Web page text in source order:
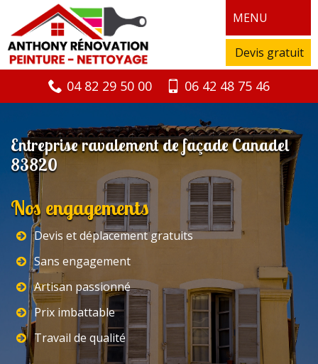
MENU
Devis gratuit
04 82 29 50 00 06 42 48 75 46
Entreprise ravalement de façade Canadel
83820
Nos engagements
Devis et déplacement gratuits
Sans engagement
Artisan passionné
Prix imbattable
Travail de qualité